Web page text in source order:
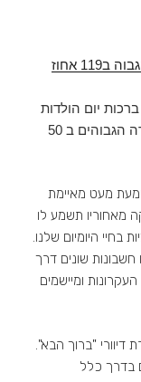
אחוז
יום הולדות
או מניעת עגלות נטושות, מניבים אחוזי המרה הגבוהים ב 50
מעט מאיימת
מאחוריו תשמע לו
בחיי היומיום שלנו.
חשבונות שונים דרך
ומיישמים
דיוורי "ברוך הבא".
בדרך כלל